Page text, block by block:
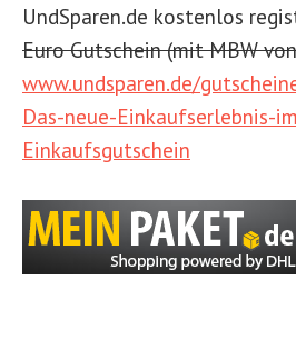
UndSparen.de kostenlos
Euro Gutschein (mit MBW
www.undsparen.de/
Das-neue-Einkaufserlebnis-
Einkaufsgutschein